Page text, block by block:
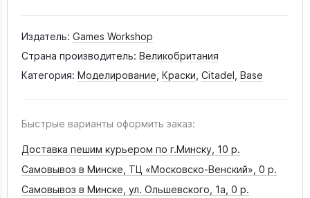
Издатель: Games Workshop
Страна производитель: Великобритания
Категория: Моделирование Краски Citadel Base
Быстрые варианты оформить заказ:
Доставка пешим курьером по г.Минску, 10 р.
Самовывоз в Минске, ТЦ «Московско-Венский», 0 р.
Самовывоз в Минске, ул. Ольшевского, 1а, 0 р.